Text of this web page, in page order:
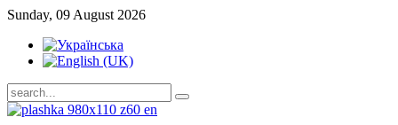
Sunday, 09 August 2026